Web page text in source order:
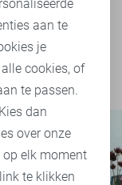
aan te
je
cookies, of
te passen.
dan
over onze
elk moment
te klikken